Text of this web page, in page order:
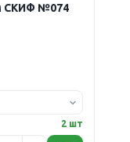
СКИФ №074
2 шт